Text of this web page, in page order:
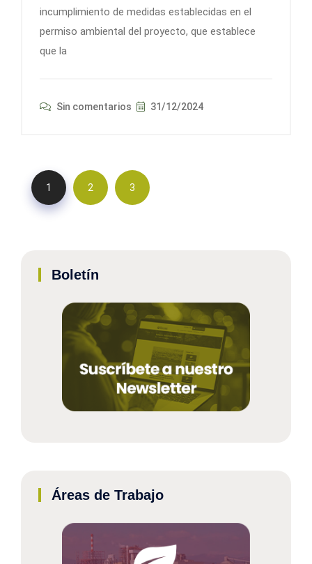
incumplimiento de medidas establecidas en el
permiso ambiental del proyecto, que establece
que la
Sin comentarios 31/12/2024
1 2 3
Boletín
Áreas de Trabajo